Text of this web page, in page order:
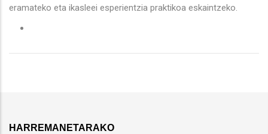
eramateko eta ikasleei esperientzia praktikoa eskaintzeko.
HARREMANETARAKO